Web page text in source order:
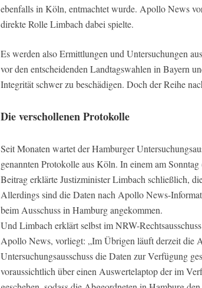
ebenfalls in Köln, entmachtet wurde. Apollo News
direkte Rolle Limbach dabei spielte.
Es werden also Ermittlungen und Untersuchungen
vor den entscheidenden Landtagswahlen in Bayern
Integrität schwer zu beschädigen. Doch der Reihe
Die verschollenen Protokolle
Seit Monaten wartet der Hamburger
genannten Protokolle aus Köln. In einem am
Beitrag erklärte Justizminister Limbach schließlich,
Allerdings sind die Daten nach Apollo News-
beim Ausschuss in Hamburg angekommen.
Und Limbach erklärt selbst im NRW-
Apollo News, vorliegt: „Im Übrigen läuft derzeit die
Untersuchungsausschuss die Daten zur Verfügung
voraussichtlich über einen Auswertelaptop der im